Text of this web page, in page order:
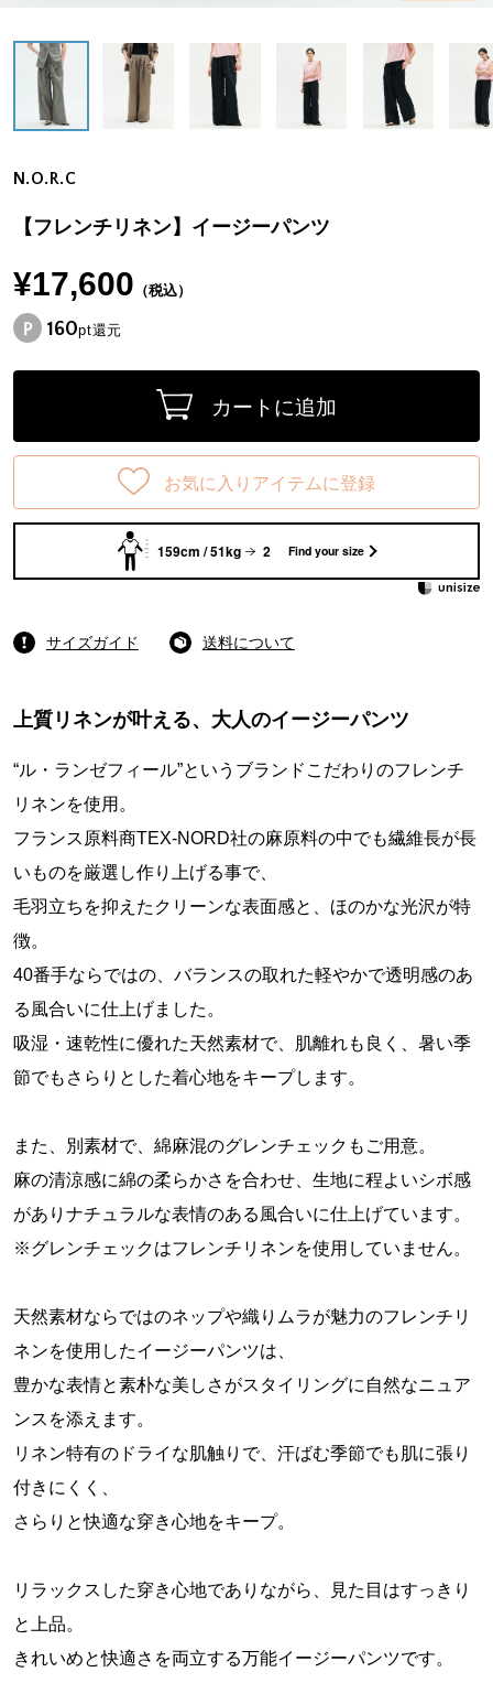
N.O.R.C
【フレンチリネン】イージーパンツ
¥17,600 （税込）
160pt還元
カートに追加
お気に入りアイテムに登録
159cm / 51kg 2 Find your size
サイズガイド 送料について
上質リネンが叶える、大人のイージーパンツ
“ル・ランゼフィール”というブランドこだわりのフレンチ
リネンを使用。
フランス原料商TEX-NORD社の麻原料の中でも繊維長が長
いものを厳選し作り上げる事で、
毛羽立ちを抑えたクリーンな表面感と、ほのかな光沢が特
徴。
40番手ならではの、バランスの取れた軽やかで透明感のあ
る風合いに仕上げました。
吸湿・速乾性に優れた天然素材で、肌離れも良く、暑い季
節でもさらりとした着心地をキープします。
また、別素材で、綿麻混のグレンチェックもご用意。
麻の清涼感に綿の柔らかさを合わせ、生地に程よいシボ感
がありナチュラルな表情のある風合いに仕上げています。
※グレンチェックはフレンチリネンを使用していません。
天然素材ならではのネップや織りムラが魅力のフレンチリ
ネンを使用したイージーパンツは、
豊かな表情と素朴な美しさがスタイリングに自然なニュア
ンスを添えます。
リネン特有のドライな肌触りで、汗ばむ季節でも肌に張り
付きにくく、
さらりと快適な穿き心地をキープ。
リラックスした穿き心地でありながら、見た目はすっきり
と上品。
きれいめと快適さを両立する万能イージーパンツです。